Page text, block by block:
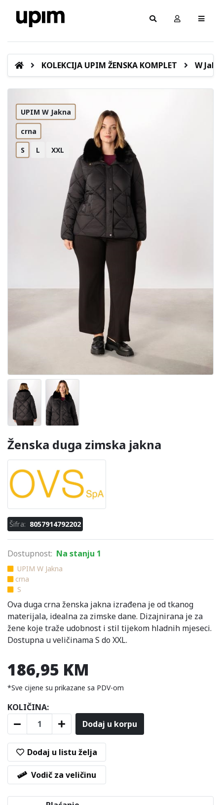
KOLEKCIJA UPIM ŽENSKA KOMPLET W
UPIM W Jakna
crna
S L XXL
Ženska duga zimska jakna
Šifra: 8057914792202
Dostupnost: Na stanju 1
UPIM W Jakna
crna
S
Ova duga crna ženska jakna izrađena je od tkanog
materijala, idealna za zimske dane. Dizajnirana je za
žene koje traže udobnost i stil tijekom hladnih mjeseci.
Dostupna u veličinama S do XXL.
186,95 KM
*Sve cijene su prikazane sa PDV-om
KOLIČINA:
Dodaj u korpu
Dodaj u listu želja
Vodič za veličinu